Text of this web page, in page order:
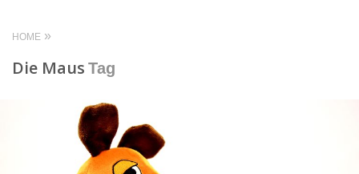
HOME
Die Maus Tag